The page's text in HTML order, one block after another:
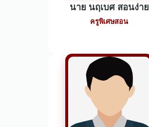
นาย นฤเบศ สอนง่าย
ครูพิเศษสอน